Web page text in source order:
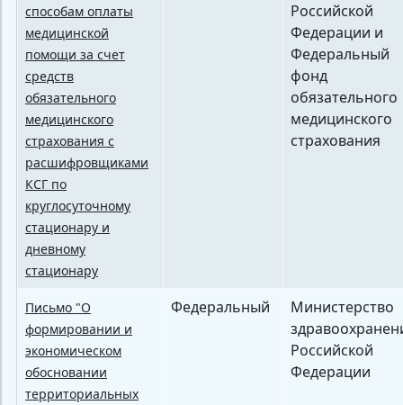
способам оплаты
медицинской
помощи за счет
средств
обязательного
медицинского
страхования с
расшифровщиками
КСГ по
круглосуточному
стационару и
дневному
стационару
Российской
Федерации и
Федеральный
фонд
обязательного
медицинского
страхования
Письмо "О
формировании и
экономическом
обосновании
территориальных
Федеральный
Министерство
Российской
Федерации